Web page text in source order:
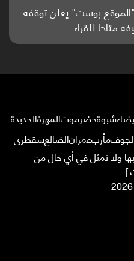
يدخلون سباق أبحاث ألزهايمر
(ترجمة)
شبوةحضرموتالمهرةالحديدة
مأربعمرانالضالعسقطرى
ولا تمثل في أي حال من
]